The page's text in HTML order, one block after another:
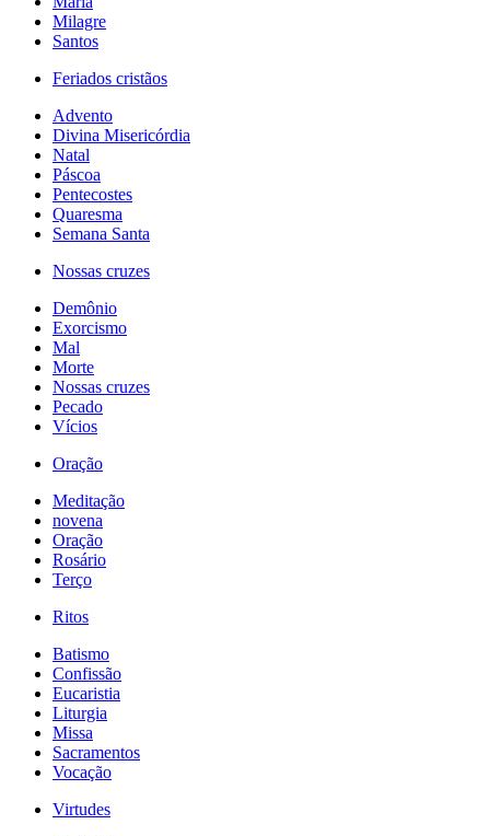
Milagre
Santos
Feriados cristãos
Advento
Divina Misericórdia
Natal
Páscoa
Pentecostes
Quaresma
Semana Santa
Nossas cruzes
Demônio
Exorcismo
Mal
Morte
Nossas cruzes
Pecado
Vícios
Oração
Meditação
novena
Oração
Rosário
Terço
Ritos
Batismo
Confissão
Eucaristia
Liturgia
Missa
Sacramentos
Vocação
Virtudes